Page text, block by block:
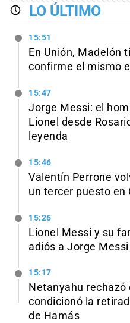
LO ÚLTIMO
15:51
En Unión, Madelón
confirme el mismo
15:47
Jorge Messi: el
Lionel desde
leyenda
15:46
Valentín Perrone
un tercer puesto en
15:26
Lionel Messi y su
adiós a Jorge
15:17
Netanyahu
condicionó la
de Hamás